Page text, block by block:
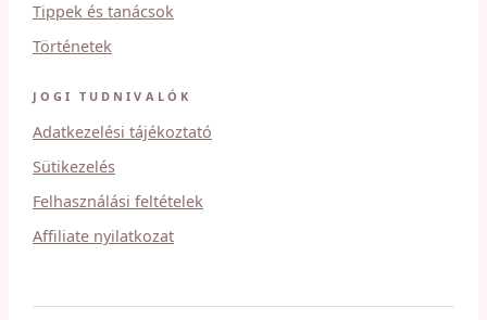
Tippek és tanácsok
Történetek
JOGI TUDNIVALÓK
Adatkezelési tájékoztató
Sütikezelés
Felhasználási feltételek
Affiliate nyilatkozat